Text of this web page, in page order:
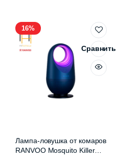
390
000 сум.
000 сум.
16%
Сравнить
Лампа-ловушка от комаров
RANVOO Mosquito Killer